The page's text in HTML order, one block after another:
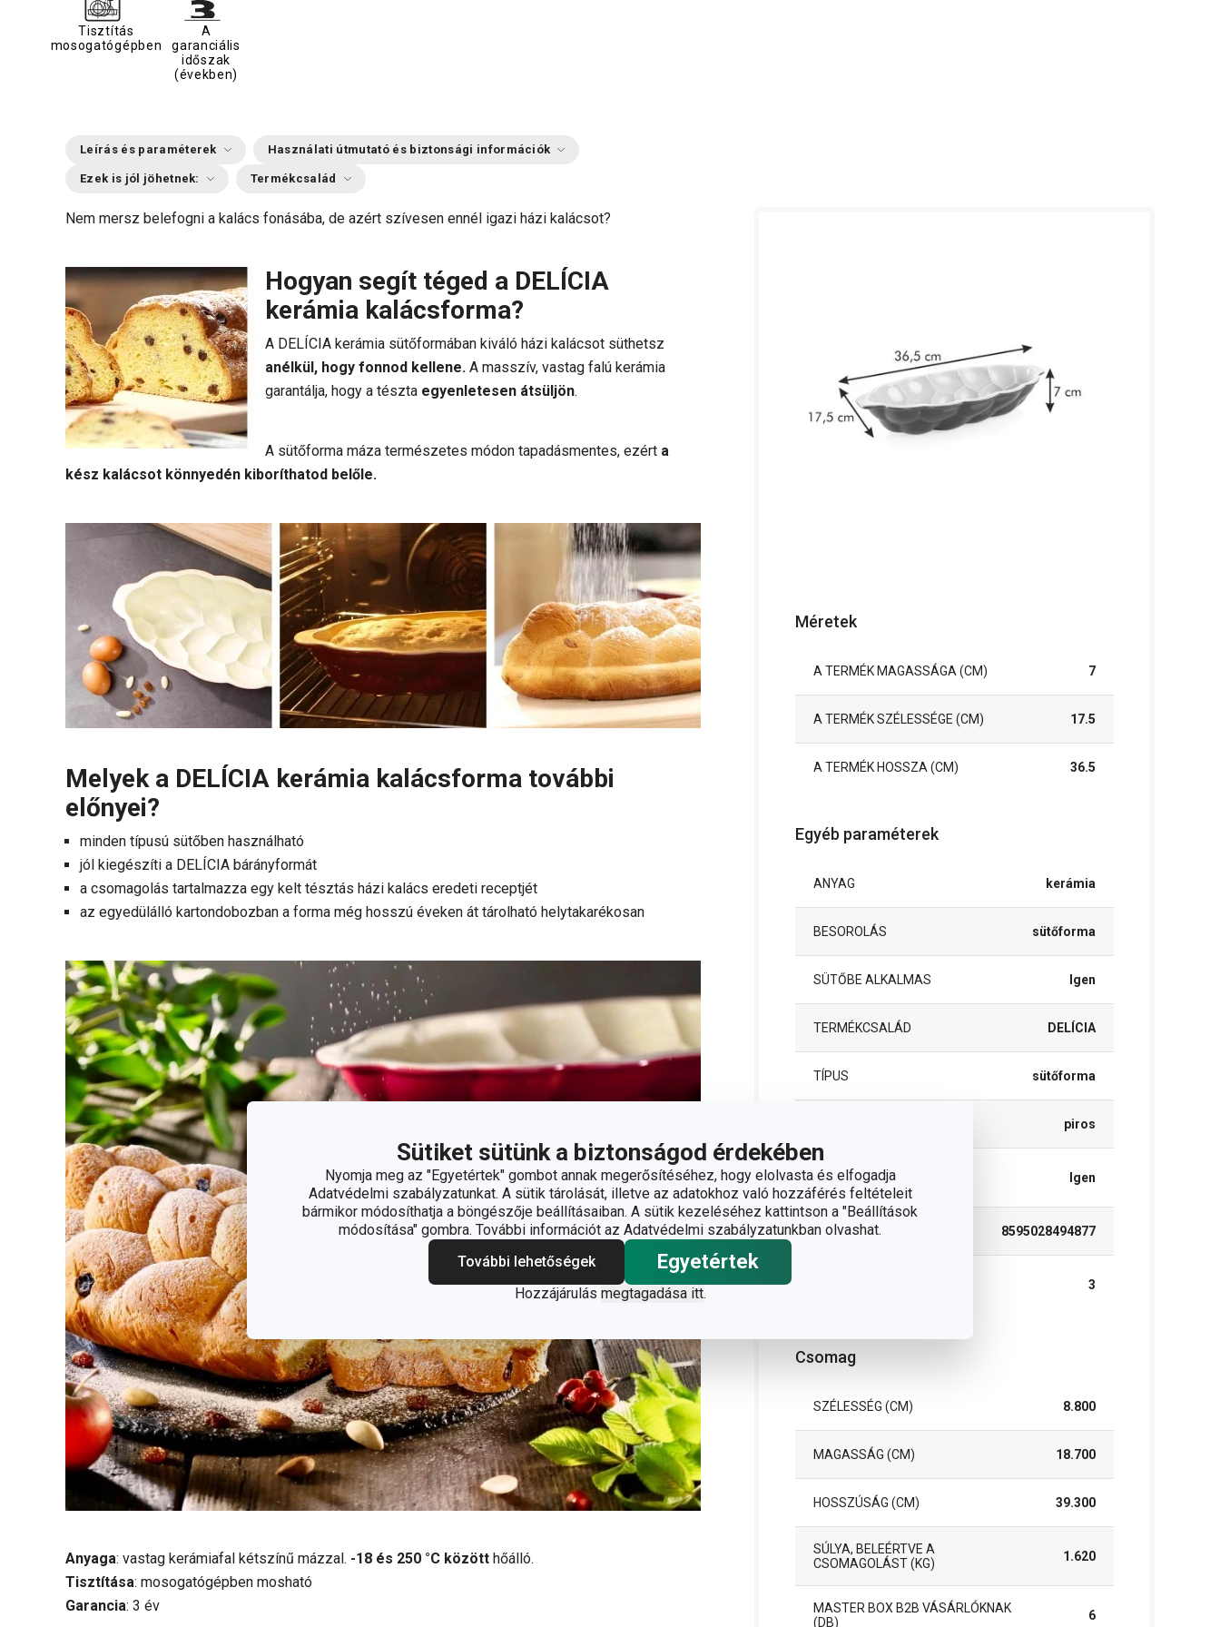
Sütiket sütünk a biztonságod érdekében
Nyomja meg az "Egyetértek" gombot annak megerősítéséhez, hogy elolvasta és elfogadja
Adatvédelmi szabályzatunkat. A sütik tárolását, illetve az adatokhoz való hozzáférés feltételeit
bármikor módosíthatja a böngészője beállításaiban. A sütik kezeléséhez kattintson a "Beállítások
módosítása" gombra. További információt az Adatvédelmi szabályzatunkban olvashat.
További lehetőségek
Egyetértek
Hozzájárulás megtagadása itt.
Tisztítás
mosogatógépben
A
garanciális
időszak
(években)
Leírás és paraméterek Használati útmutató és biztonsági információk
Ezek is jól jöhetnek: Termékcsalád
Nem mersz belefogni a kalács fonásába, de azért szívesen ennél igazi házi kalácsot?
Hogyan segít téged a DELÍCIA
kerámia kalácsforma?
A DELÍCIA kerámia sütőformában kiváló házi kalácsot süthetsz
anélkül, hogy fonnod kellene. A masszív, vastag falú kerámia
garantálja, hogy a tészta egyenletesen átsüljön.
A sütőforma máza természetes módon tapadásmentes, ezért a
kész kalácsot könnyedén kiboríthatod belőle.
Melyek a DELÍCIA kerámia kalácsforma további
előnyei?
minden típusú sütőben használható
jól kiegészíti a DELÍCIA bárányformát
a csomagolás tartalmazza egy kelt tésztás házi kalács eredeti receptjét
az egyedülálló kartondobozban a forma még hosszú éveken át tárolható helytakarékosan
Anyaga: vastag kerámiafal kétszínű mázzal. -18 és 250 °C között hőálló.
Tisztítása: mosogatógépben mosható
Garancia: 3 év
Méretek
A TERMÉK MAGASSÁGA (CM) 7
A TERMÉK SZÉLESSÉGE (CM) 17.5
A TERMÉK HOSSZA (CM) 36.5
Egyéb paraméterek
ANYAG kerámia
BESOROLÁS sütőforma
SÜTŐBE ALKALMAS Igen
TERMÉKCSALÁD DELÍCIA
TÍPUS sütőforma
piros
TISZTÍTÁS
MOSOGATÓGÉPBEN
Igen
EAN 8595028494877
3
Csomag
SZÉLESSÉG (CM) 8.800
MAGASSÁG (CM) 18.700
HOSSZÚSÁG (CM) 39.300
SÚLYA, BELEÉRTVE A
CSOMAGOLÁST (KG)
1.620
MASTER BOX B2B VÁSÁRLÓKNAK
(DB)
6